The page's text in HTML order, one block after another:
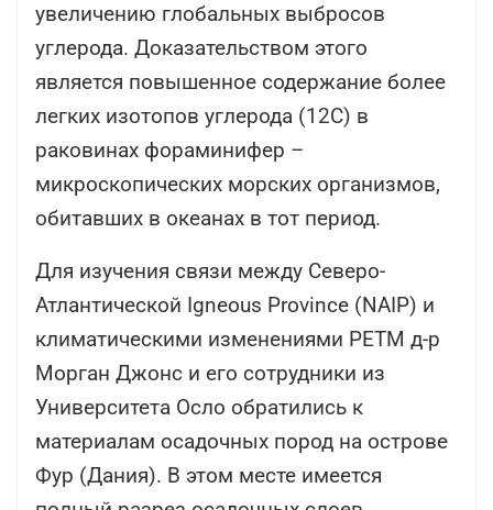
увеличению глобальных выбросов
углерода. Доказательством этого
является повышенное содержание более
легких изотопов углерода (12C) в
раковинах фораминифер –
микроскопических морских организмов,
обитавших в океанах в тот период.
Для изучения связи между Северо-
Атлантической Igneous Province (NAIP) и
климатическими изменениями PETM д-р
Морган Джонс и его сотрудники из
Университета Осло обратились к
материалам осадочных пород на острове
Фур (Дания). В этом месте имеется